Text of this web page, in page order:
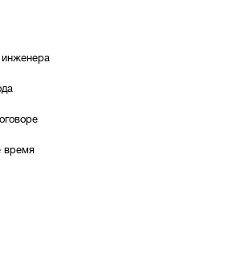
время
Механическая